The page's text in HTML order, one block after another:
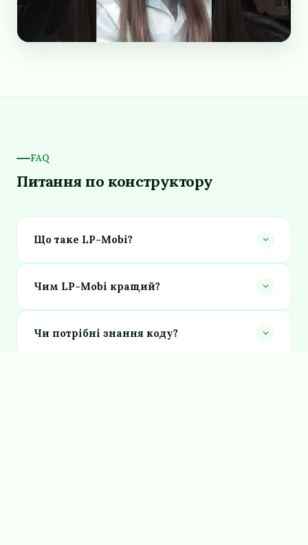
FAQ
Питання по конструктору
Що таке LP-Mobi?
Чим LP-Mobi кращий?
Чи потрібні знання коду?